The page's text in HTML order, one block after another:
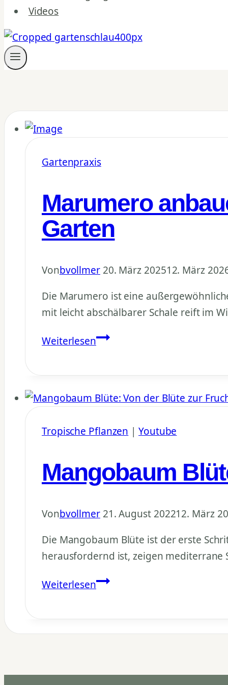
Videos
Gartenpraxis
Marumero
Garten
Vonbvollmer 20. März 202512. März
Die Marumero ist eine
mit leicht abschälbarer Schale reift im
WeiterlesenMarumero
Mini-
für
Garten
Tropische Pflanzen |Youtube
Mangobaum
Vonbvollmer 21. August 202212. März
Die Mangobaum Blüte ist der erste
herausfordernd ist, zeigen mediterrane
WeiterlesenMangobaum
der
Frucht